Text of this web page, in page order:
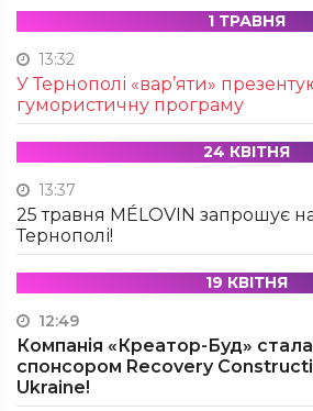
1 ТРАВНЯ
13:32
У Тернополі «вар’яти»
гумористичну програму
24 КВІТНЯ
13:37
25 травня MÉLOVIN запрошує
Тернополі!
19 КВІТНЯ
12:49
Компанія «Креатор-Буд»
спонсором Recovery
Ukraine!